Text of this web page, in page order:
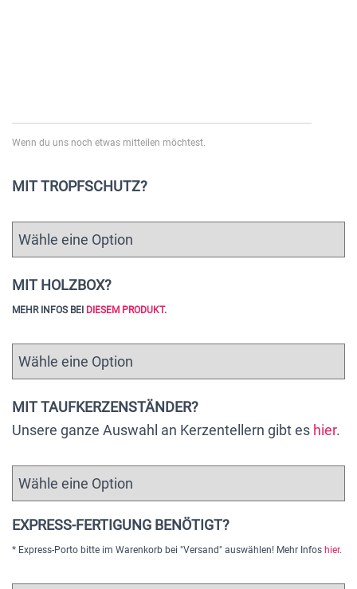
Wenn du uns noch etwas mitteilen möchtest.
MIT TROPFSCHUTZ?
MIT HOLZBOX?
MEHR INFOS BEI DIESEM PRODUKT.
MIT TAUFKERZENSTÄNDER?
Unsere ganze Auswahl an Kerzentellern gibt es hier.
EXPRESS-FERTIGUNG BENÖTIGT?
* Express-Porto bitte im Warenkorb bei "Versand" auswählen! Mehr Infos hier.